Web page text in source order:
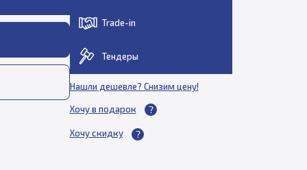
Trade-in
Тендеры
Нашли дешевле? Снизим цену!
Хочу в подарок
Хочу скидку